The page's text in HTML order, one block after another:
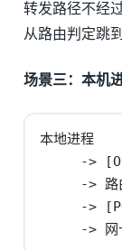
转发路径不经
从路由判定跳
场景三：本机
本地进程
->
-> 路
->
-> 网